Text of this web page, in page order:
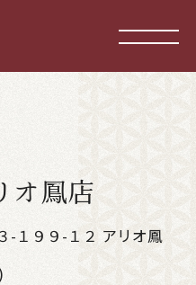
オ鳳店
-１９９-１２ アリオ鳳